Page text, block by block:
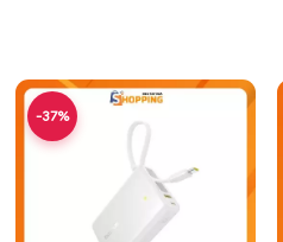
-37%